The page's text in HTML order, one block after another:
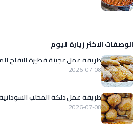
الوصفات الاكثر زيارة اليوم
طريقة عمل عجينة فطيرة التفاح
2026-07-08
طريقة عمل دلكة المحلب السودانية
2026-07-08